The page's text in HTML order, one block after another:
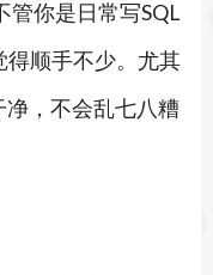
管你是日常写SQL
得顺手不少。尤其
，不会乱七八糟
、